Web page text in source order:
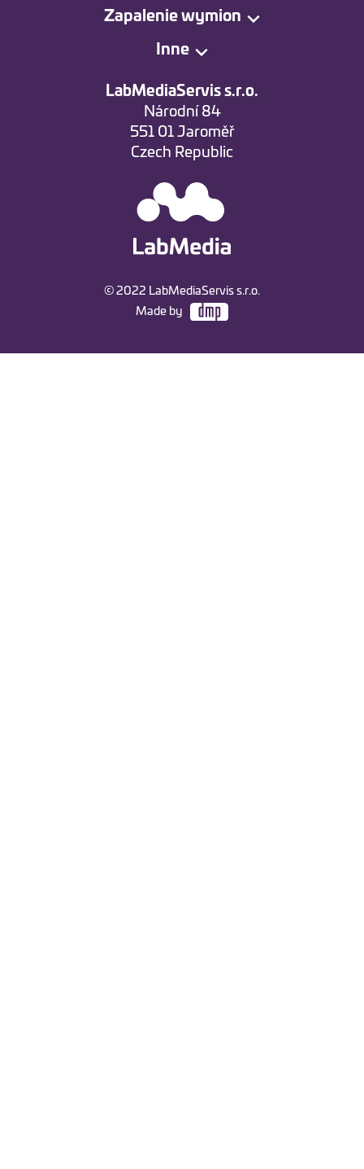
Zapalenie wymion
Inne
LabMediaServis s.r.o.
Národní 84
551 01 Jaroměř
Czech Republic
© 2022 LabMediaServis s.r.o.
Made by